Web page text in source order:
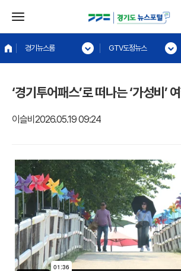
경기뉴스룸 GTV도정뉴스
‘경기투어패스’로 떠나는 ‘가성비’
이슬비 2026.05.19 09:24